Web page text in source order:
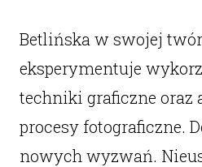
Betlińska w swojej
eksperymentuje
techniki graficzne oraz
procesy fotograficzne.
nowych wyzwań.